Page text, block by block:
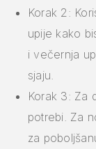
Korak 2:
upije kako
i večernja
sjaju.
Korak 3: Za
potrebi. Za
za